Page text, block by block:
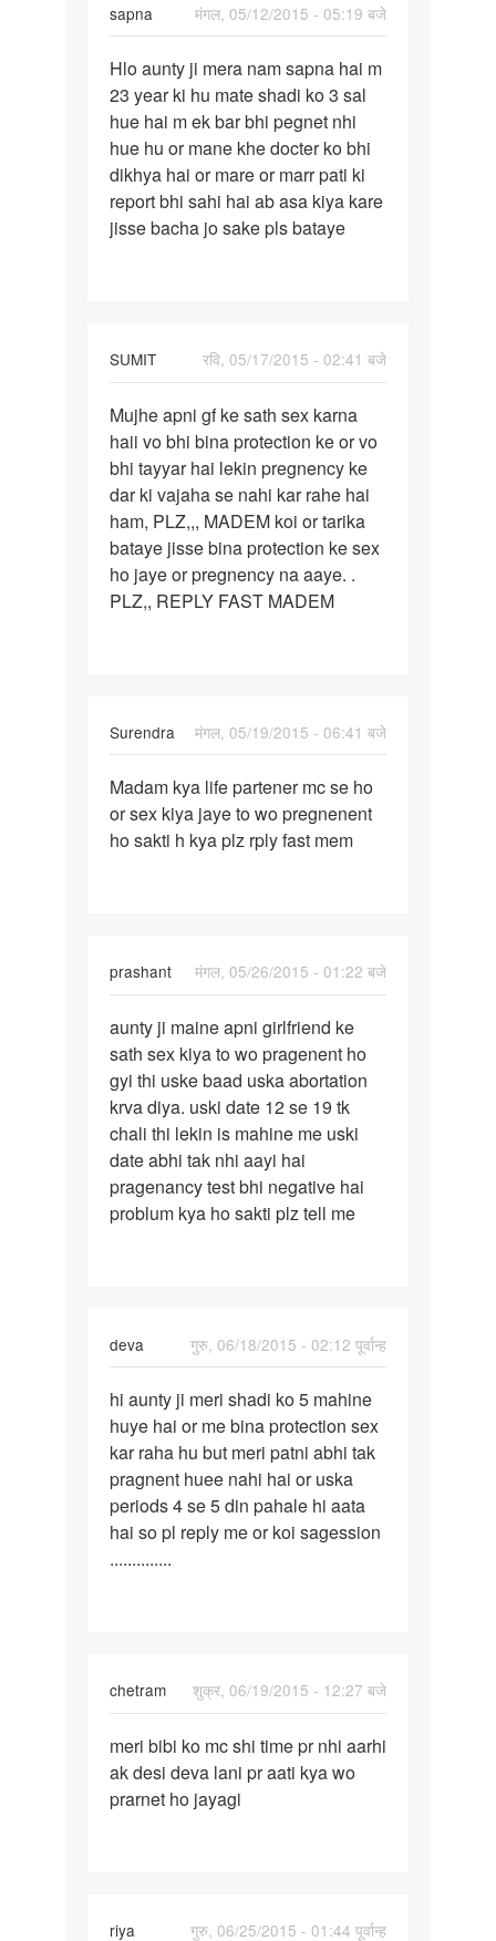
sapna
मंगल, 05/12/2015 - 05:19 बजे
Hlo
aunty
ji
mera
nam
sapna
Hlo aunty ji mera nam sapna hai m
23 year ki hu mate shadi ko 3 sal
hue hai m ek bar bhi pegnet nhi
hue hu or mane khe docter ko bhi
dikhya hai or mare or marr pati ki
report bhi sahi hai ab asa kiya kare
jisse bacha jo sake pls bataye
SUMIT
रवि, 05/17/2015 - 02:41 बजे
Mujhe
apni
gf
ke
sath
sex
Mujhe apni gf ke sath sex karna
haii vo bhi bina protection ke or vo
bhi tayyar hai lekin pregnency ke
dar ki vajaha se nahi kar rahe hai
ham, PLZ,,, MADEM koi or tarika
bataye jisse bina protection ke sex
ho jaye or pregnency na aaye. .
PLZ,, REPLY FAST MADEM
Surendra
मंगल, 05/19/2015 - 06:41 बजे
Madam
kya
life
Madam kya life partener mc se ho
or sex kiya jaye to wo pregnenent
ho sakti h kya plz rply fast mem
prashant
मंगल, 05/26/2015 - 01:22 बजे
aunty
ji
maine
apni
aunty ji maine apni girlfriend ke
sath sex kiya to wo pragenent ho
gyi thi uske baad uska abortation
krva diya. uski date 12 se 19 tk
chali thi lekin is mahine me uski
date abhi tak nhi aayi hai
pragenancy test bhi negative hai
problum kya ho sakti plz tell me
deva
गुरु, 06/18/2015 - 02:12 पूर्वान्ह
hi
aunty
ji
meri
shadi
ko
hi aunty ji meri shadi ko 5 mahine
huye hai or me bina protection sex
kar raha hu but meri patni abhi tak
pragnent huee nahi hai or uska
periods 4 se 5 din pahale hi aata
hai so pl reply me or koi sagession
..............
chetram
शुक्र, 06/19/2015 - 12:27 बजे
meri
bibi
ko
meri bibi ko mc shi time pr nhi aarhi
ak desi deva lani pr aati kya wo
prarnet ho jayagi
riya गुरु, 06/25/2015 - 01:44 पूर्वान्ह